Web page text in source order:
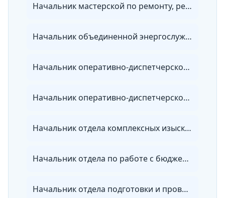
Начальник мастерской по ремонту, регулировке и установке коммерческих приборов учета энергии
Начальник объединенной энергослужбы
Начальник оперативно-диспетчерской службы тепловых сетей
Начальник оперативно-диспетчерской службы электрических сетей
Начальник отдела комплексных изысканий
Начальник отдела по работе с бюджетными организациями энергосбытовой организации
Начальник отдела подготовки и проведения ремонта организации электроэнергетики